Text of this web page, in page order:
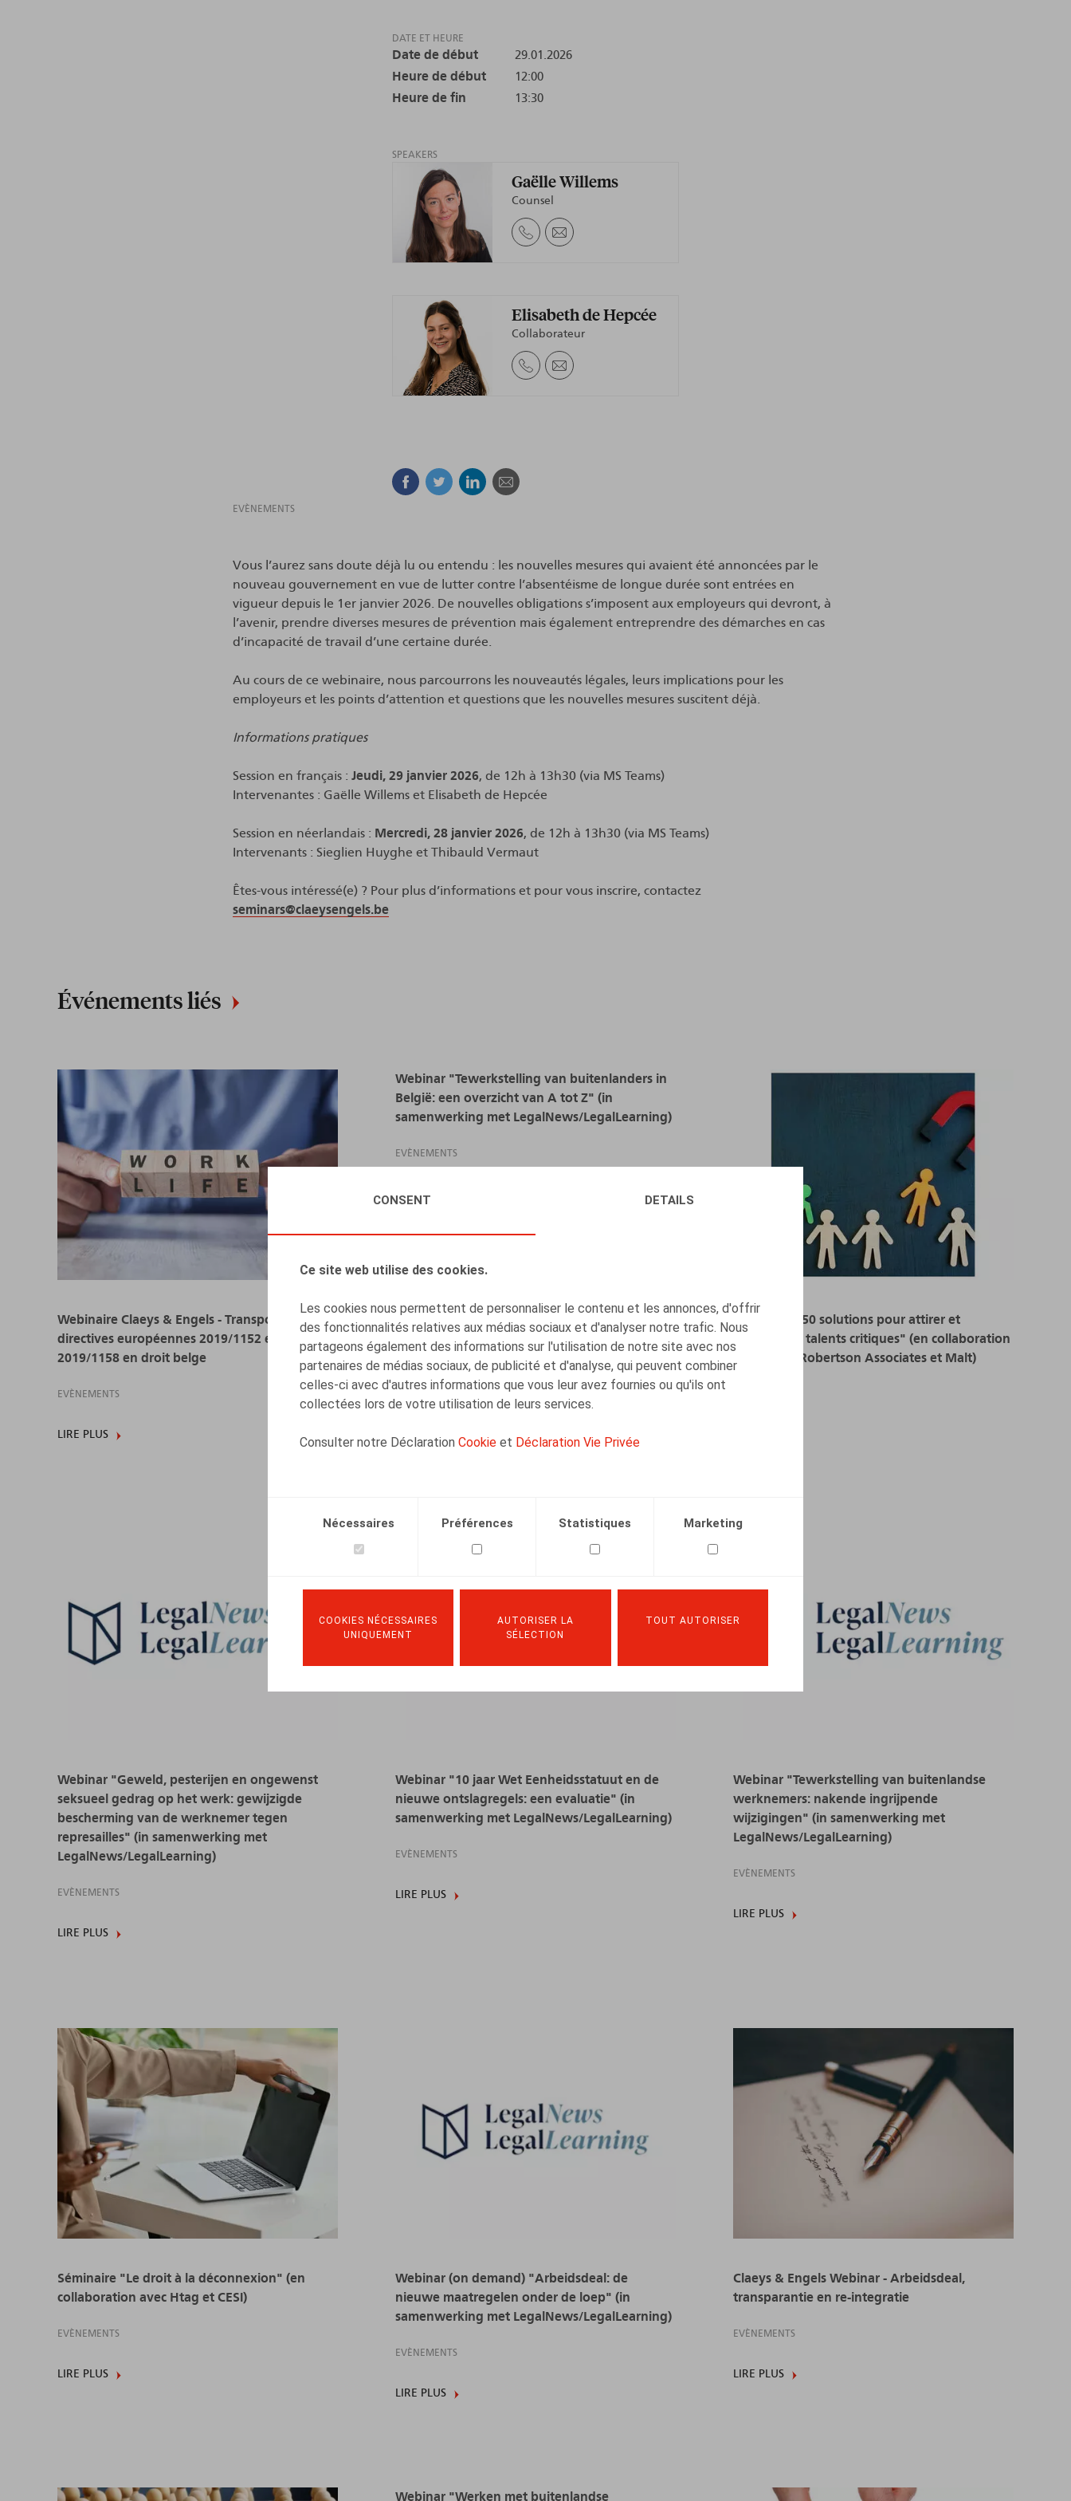
CONSENT DETAILS
Ce site web utilise des cookies.
Les cookies nous permettent de personnaliser le contenu et les annonces, d'offrir
des fonctionnalités relatives aux médias sociaux et d'analyser notre trafic. Nous
partageons également des informations sur l'utilisation de notre site avec nos
partenaires de médias sociaux, de publicité et d'analyse, qui peuvent combiner
celles-ci avec d'autres informations que vous leur avez fournies ou qu'ils ont
collectées lors de votre utilisation de leurs services.
Consulter notre Déclaration Cookie et Déclaration Vie Privée
Nécessaires Préférences Statistiques Marketing
COOKIES NÉCESSAIRES
UNIQUEMENT
AUTORISER LA
SÉLECTION
TOUT AUTORISER
EVÈNEMENTS
Vous l’aurez sans doute déjà lu ou entendu : les nouvelles mesures qui avaient été annoncées par le
nouveau gouvernement en vue de lutter contre l’absentéisme de longue durée sont entrées en
vigueur depuis le 1er janvier 2026. De nouvelles obligations s’imposent aux employeurs qui devront, à
l’avenir, prendre diverses mesures de prévention mais également entreprendre des démarches en cas
d’incapacité de travail d’une certaine durée.
Au cours de ce webinaire, nous parcourrons les nouveautés légales, leurs implications pour les
employeurs et les points d’attention et questions que les nouvelles mesures suscitent déjà.
Informations pratiques
Session en français : Jeudi, 29 janvier 2026, de 12h à 13h30 (via MS Teams)
Intervenantes : Gaëlle Willems et Elisabeth de Hepcée
Session en néerlandais : Mercredi, 28 janvier 2026, de 12h à 13h30 (via MS Teams)
Intervenants : Sieglien Huyghe et Thibauld Vermaut
Êtes-vous intéressé(e) ? Pour plus d’informations et pour vous inscrire, contactez
seminars@claeysengels.be
Événements liés
Webinaire Claeys & Engels - Transposition des
directives européennes 2019/1152 et
2019/1158 en droit belge
EVÈNEMENTS
LIRE PLUS
Webinar "Tewerkstelling van buitenlanders in
België: een overzicht van A tot Z" (in
samenwerking met LegalNews/LegalLearning)
EVÈNEMENTS
LIRE PLUS
Séminaire "50 solutions pour attirer et
engager les talents critiques" (en collaboration
avec Htag, Robertson Associates et Malt)
Webinar "Geweld, pesterijen en ongewenst
seksueel gedrag op het werk: gewijzigde
bescherming van de werknemer tegen
represailles" (in samenwerking met
LegalNews/LegalLearning)
EVÈNEMENTS
LIRE PLUS
Webinar "10 jaar Wet Eenheidsstatuut en de
nieuwe ontslagregels: een evaluatie" (in
samenwerking met LegalNews/LegalLearning)
EVÈNEMENTS
LIRE PLUS
Webinar "Tewerkstelling van buitenlandse
werknemers: nakende ingrijpende
wijzigingen" (in samenwerking met
LegalNews/LegalLearning)
EVÈNEMENTS
LIRE PLUS
Séminaire "Le droit à la déconnexion" (en
collaboration avec Htag et CESI)
EVÈNEMENTS
LIRE PLUS
Webinar (on demand) "Arbeidsdeal: de
nieuwe maatregelen onder de loep" (in
samenwerking met LegalNews/LegalLearning)
EVÈNEMENTS
LIRE PLUS
Claeys & Engels Webinar - Arbeidsdeal,
transparantie en re-integratie
EVÈNEMENTS
LIRE PLUS
Webinar "Werken met buitenlandse
DATE ET HEURE
Date de début 29.01.2026
Heure de début 12:00
Heure de fin 13:30
SPEAKERS
Gaëlle Willems
Counsel
Elisabeth de Hepcée
Collaborateur
Facebook
TwitterLinkedinCourriel